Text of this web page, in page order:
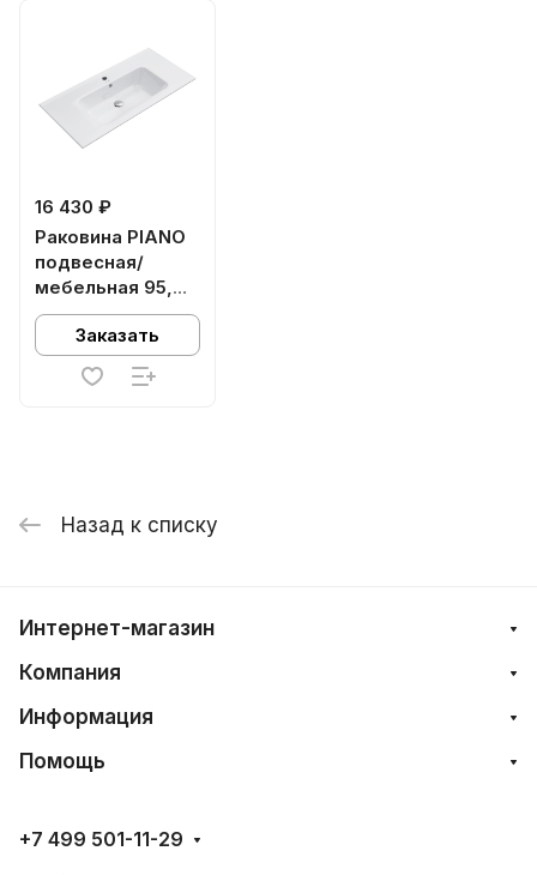
16 430 ₽
Раковина PIANO
подвесная/
мебельная 95,
белая глянцевая
Заказать
Назад к списку
Интернет-магазин
Компания
Информация
Помощь
+7 499 501-11-29